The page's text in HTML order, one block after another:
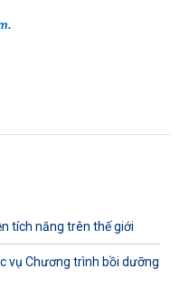
tích năng trên thế giới
vụ Chương trình bồi dưỡng